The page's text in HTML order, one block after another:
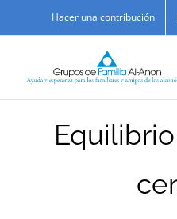
to
Hacer una contribución